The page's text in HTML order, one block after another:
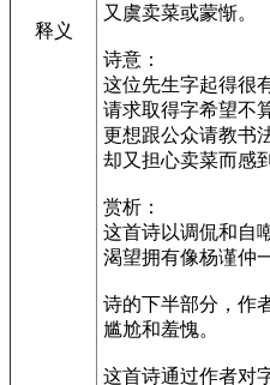
释义
又虞卖菜或蒙惭。
诗意：
这位先生字起得很
请求取得字希望不
更想跟公众请教书
却又担心卖菜而感
赏析：
这首诗以调侃和自
渴望拥有像杨谨仲
诗的下半部分，作
尴尬和羞愧。
这首诗通过作者对